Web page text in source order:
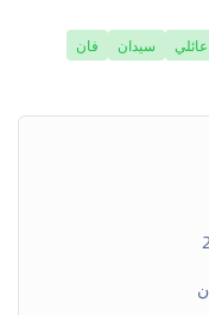
عائلي سيدان
فان